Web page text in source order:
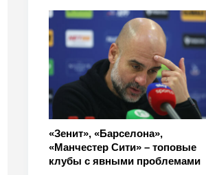
«Зенит», «Барселона»,
«Манчестер Сити» – топовые
клубы с явными проблемами